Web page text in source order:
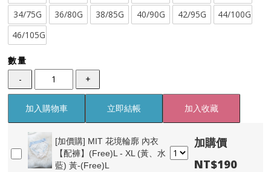
34/75G
36/80G 38/85G 40/90G 42/95G
44/100G
46/105G
數量
- +
加入購物車 立即結帳 加入收藏
[加價購] MIT 花境輪廓 內衣
【配褲】(Free)L - XL (黃、水
藍) 黃-(Free)L
加購價
NT$190